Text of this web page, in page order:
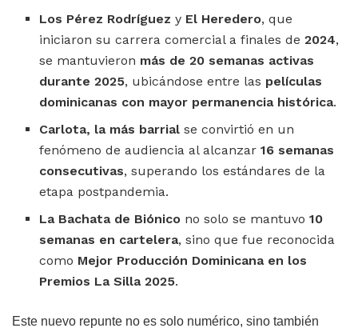
Los Pérez Rodríguez y El Heredero, que
iniciaron su carrera comercial a finales de2024,
se mantuvieron más de 20 semanas activas
durante 2025, ubicándose entre las películas
dominicanas con mayor permanencia histórica.
Carlota, la más barrial se convirtió en un
fenómeno de audiencia al alcanzar16 semanas
consecutivas, superando los estándares de la
etapa postpandemia.
La Bachata de Biónico no solo se mantuvo10
semanas en cartelera, sino que fue reconocida
como Mejor Producción Dominicana en los
Premios La Silla 2025.
Este nuevo repunte no es solo numérico, sino también